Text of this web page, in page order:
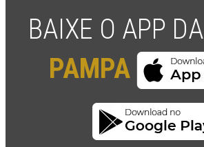
BAIXE O APP DA
PAMPA